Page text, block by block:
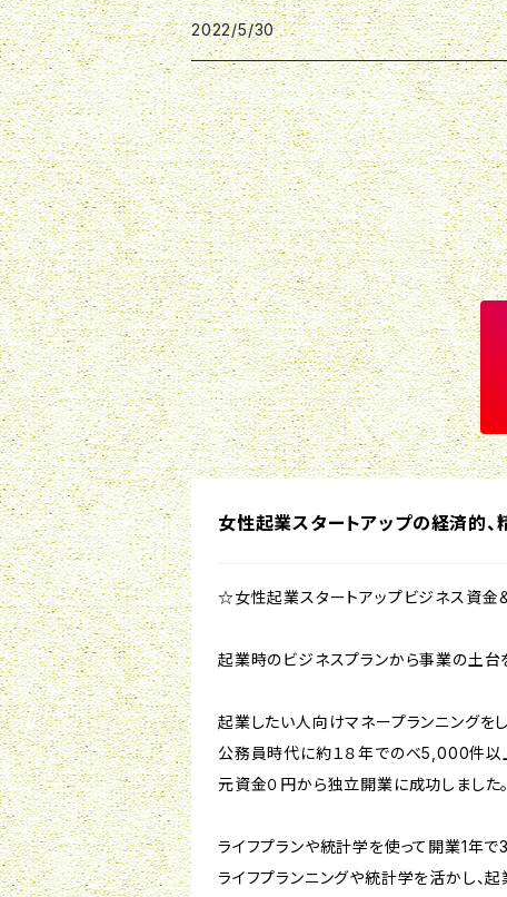
2022/5/30
女性起業スタートアップの経済的、
☆女性起業スタートアップビジネス資金
起業時のビジネスプランから事業の土台
起業したい人向けマネープランニングを
公務員時代に約１８年でのべ5,000件以
元資金０円から独立開業に成功しました。
ライフプランや統計学を使って開業1年
ライフプランニングや統計学を活かし、